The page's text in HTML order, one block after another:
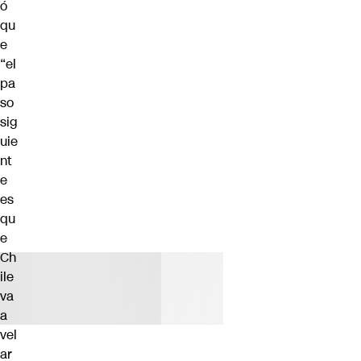
ó
qu
e
“el
pa
so
sig
uie
nt
e
es
qu
e
Ch
ile
va
a
vel
ar